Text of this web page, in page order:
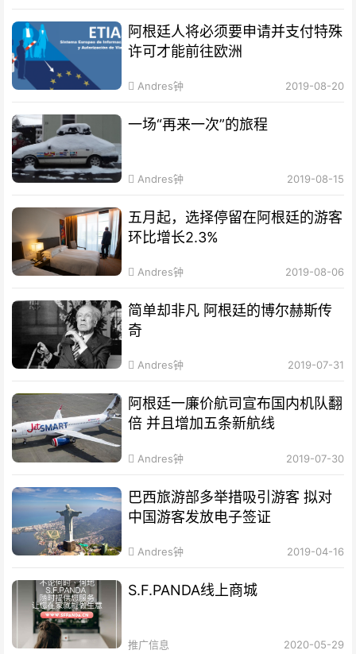
阿根廷人将必须要申请并支付特殊
许可才能前往欧洲
Andres钟 2019-08-20
一场“再来一次”的旅程
Andres钟 2019-08-15
五月起，选择停留在阿根廷的游客
环比增长2.3%
Andres钟 2019-08-06
简单却非凡 阿根廷的博尔赫斯传
奇
Andres钟 2019-07-31
阿根廷一廉价航司宣布国内机队翻
倍 并且增加五条新航线
Andres钟 2019-07-30
巴西旅游部多举措吸引游客 拟对
中国游客发放电子签证
Andres钟 2019-04-16
S.F.PANDA线上商城
推广信息 2020-05-29